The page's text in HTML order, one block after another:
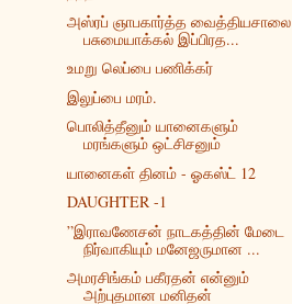
அஸ்ரப் ஞாபகார்த்த வைத்தியசாலை
பசுமையாக்கல் இப்பிரத...
உமறு லெப்பை பணிக்கர்
இலுப்பை மரம்.
பொலித்தீனும் யானைகளும்
மரங்களும் ஒட்சிசனும்
யானைகள் தினம் - ஓகஸ்ட் 12
DAUGHTER -1
”இராவணேசன் நாடகத்தின் மேடை
நிர்வாகியும் மனேஜருமான ...
அமரசிங்கம் பகீரதன் என்னும்
அற்புதமான மனிதன்